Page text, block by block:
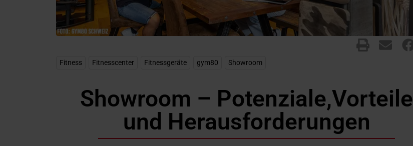
Fitness Fitnesscenter Fitnessgeräte gym80 Showroom
Showroom – Potenziale,Vorteile
und Herausforderungen